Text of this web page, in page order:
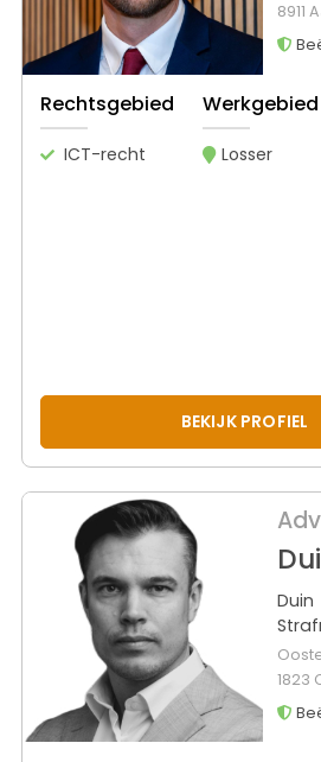
8911
Rechtsgebied
ICT-recht
Werkgebied
Losser
BEKIJK PROFIEL
Duin
1823